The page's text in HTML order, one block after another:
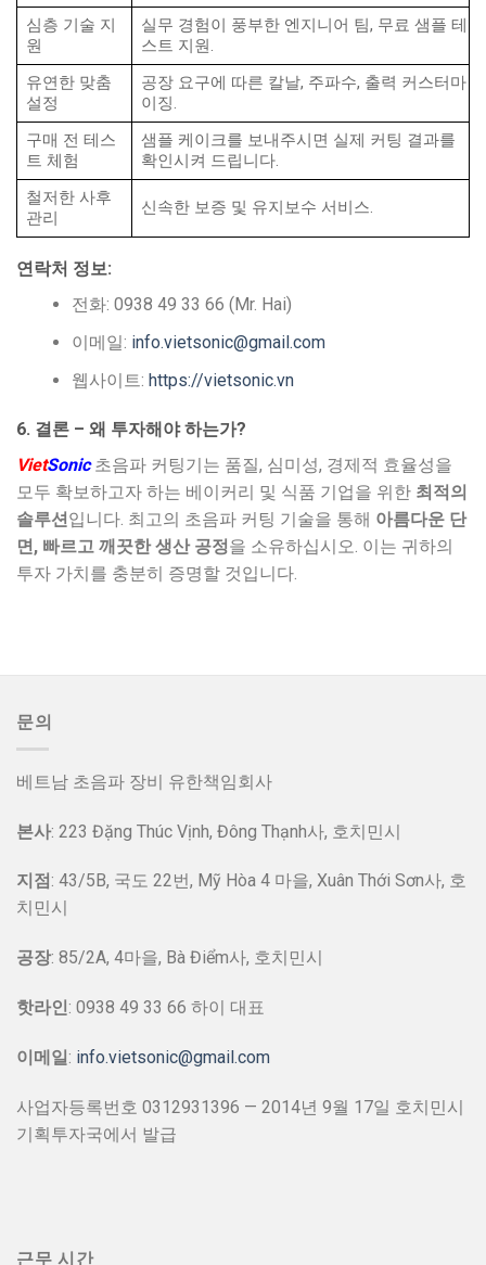
심층 기술 지
원
실무 경험이 풍부한 엔지니어 팀, 무료 샘플 테
스트 지원.
유연한 맞춤
설정
공장 요구에 따른 칼날, 주파수, 출력 커스터마
이징.
구매 전 테스
트 체험
샘플 케이크를 보내주시면 실제 커팅 결과를
확인시켜 드립니다.
철저한 사후
관리
신속한 보증 및 유지보수 서비스.
연락처 정보:
전화: 0938 49 33 66 (Mr. Hai)
이메일: info.vietsonic@gmail.com
웹사이트: https://vietsonic.vn
6. 결론 – 왜 투자해야 하는가?
VietSonic초음파 커팅기는 품질, 심미성, 경제적 효율성을
모두 확보하고자 하는 베이커리 및 식품 기업을 위한 최적의
솔루션입니다. 최고의 초음파 커팅 기술을 통해 아름다운 단
면, 빠르고 깨끗한 생산 공정을 소유하십시오. 이는 귀하의
투자 가치를 충분히 증명할 것입니다.
문의
베트남 초음파 장비 유한책임회사
본사: 223 Đặng Thúc Vịnh, Đông Thạnh사, 호치민시
지점: 43/5B, 국도 22번, Mỹ Hòa 4 마을, Xuân Thới Sơn사, 호
치민시
공장: 85/2A, 4마을, Bà Điểm사, 호치민시
핫라인: 0938 49 33 66 하이 대표
이메일: info.vietsonic@gmail.com
사업자등록번호 0312931396 — 2014년 9월 17일 호치민시
기획투자국에서 발급
근무 시간